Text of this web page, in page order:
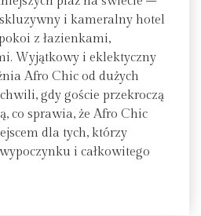
i kameralny hotel
z łazienkami,
Wyjątkowy i eklektyczny
Afro Chic od dużych
gdy goście przekroczą
co sprawia, że Afro Chic
dla tych, którzy
i całkowitego